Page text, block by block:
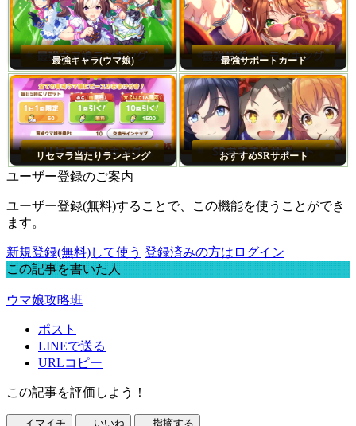
最強キャラ(ウマ娘) 最強サポートカード
リセマラ当たりランキング おすすめSRサポート
ユーザー登録のご案内
ユーザー登録(無料)することで、この機能を使うことができ
ます。
新規登録(無料)して使う 登録済みの方はログイン
この記事を書いた人
ウマ娘攻略班
ポスト
LINEで送る
URLコピー
この記事を評価しよう！
イマイチ いいね 指摘する